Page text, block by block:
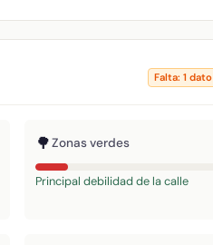
Falta: 1 dato
🌳Zonas verdes
Principal debilidad de la calle